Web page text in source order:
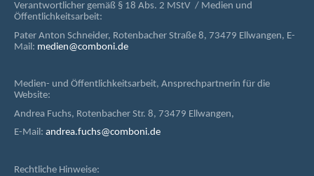
Verantwortlicher gemäß § 18 Abs. 2 MStV / Medien und
Öffentlichkeitsarbeit:
Pater Anton Schneider, Rotenbacher Straße 8, 73479 Ellwangen, E-
Mail: medien@comboni.de
Medien- und Öffentlichkeitsarbeit, Ansprechpartnerin für die
Website:
Andrea Fuchs, Rotenbacher Str. 8, 73479 Ellwangen,
E-Mail: andrea.fuchs@comboni.de
Rechtliche Hinweise: